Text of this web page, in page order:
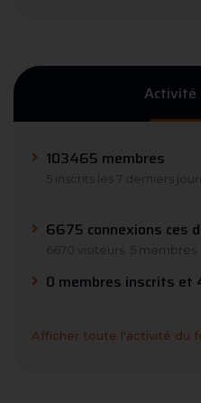
Activité
103465 membres
5 inscrits les 7 derniers jours
6675 connexions ces
6670 visiteurs 5 membres
0 membres inscrits et
Afficher toute l'activité du